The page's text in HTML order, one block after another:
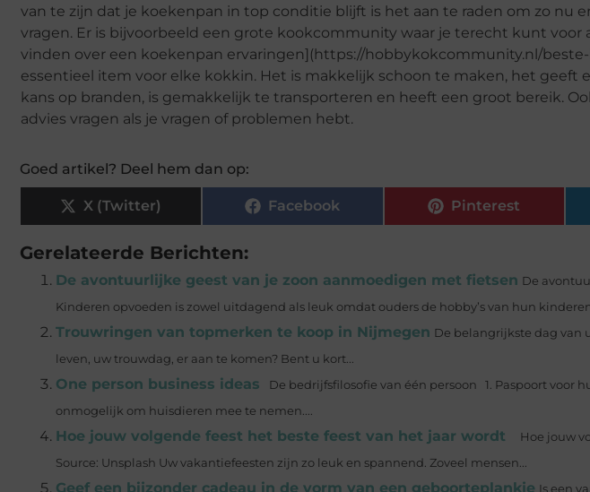
van te zijn dat je koekenpan in top conditie blijft is het aan te raden om zo nu
vragen. Er is bijvoorbeeld een grote kookcommunity waar je terecht kunt voor
vinden over een koekenpan ervaringen](https://hobbykokcommunity.nl/
essentieel item voor elke kokkin. Het is makkelijk schoon te maken, het geeft
kans op branden, is gemakkelijk te transporteren en heeft een groot bereik.
advies vragen als je vragen of problemen hebt.
Goed artikel? Deel hem dan op:
X (Twitter) Facebook Pinterest
Gerelateerde Berichten:
De avontuurlijke geest van je zoon aanmoedigen met fietsen De
Kinderen opvoeden is zowel uitdagend als leuk omdat ouders de hobby’s van hun
Trouwringen van topmerken te koop in Nijmegen De belangrijkste dag van
leven, uw trouwdag, er aan te komen? Bent u kort...
One person business ideas
De bedrijfsfilosofie van één persoon 1. Paspoort voor
onmogelijk om huisdieren mee te nemen....
Hoe jouw volgende feest het beste feest van het jaar wordt
Hoe jouw
Source: Unsplash‍ Uw vakantiefeesten zijn zo leuk en spannend. Zoveel mensen...
Geef een bijzonder cadeau in de vorm van een geboorteplankje Is een